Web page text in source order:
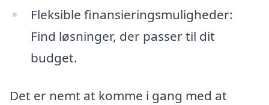
Fleksible finansieringsmuligheder:
Find løsninger, der passer til dit
budget.
Det er nemt at komme i gang med at